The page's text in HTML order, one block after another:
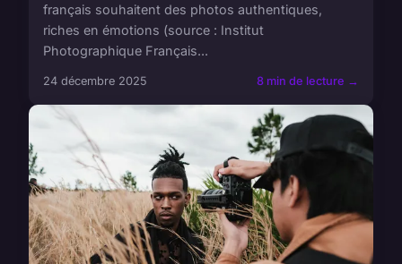
français souhaitent des photos authentiques,
riches en émotions (source : Institut
Photographique Français...
24 décembre 2025 8 min de lecture →